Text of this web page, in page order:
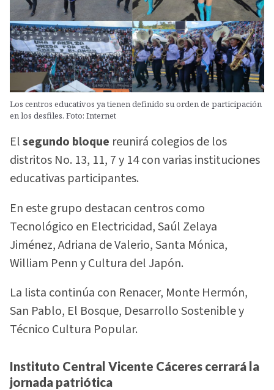
Los centros educativos ya tienen definido su orden de participación
en los desfiles. Foto: Internet
Elsegundo bloque reunirá colegios de los
distritos No. 13, 11, 7 y 14 con varias instituciones
educativas participantes.
En este grupo destacan centros como
Tecnológico en Electricidad, Saúl Zelaya
Jiménez, Adriana de Valerio, Santa Mónica,
William Penn y Cultura del Japón.
La lista continúa con Renacer, Monte Hermón,
San Pablo, El Bosque, Desarrollo Sostenible y
Técnico Cultura Popular.
Instituto Central Vicente Cáceres cerrará la
jornada patriótica